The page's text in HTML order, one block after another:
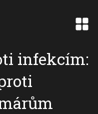
infekcím: